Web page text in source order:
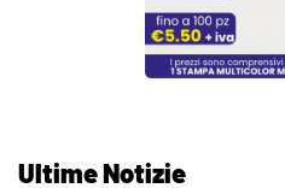
Ultime Notizie